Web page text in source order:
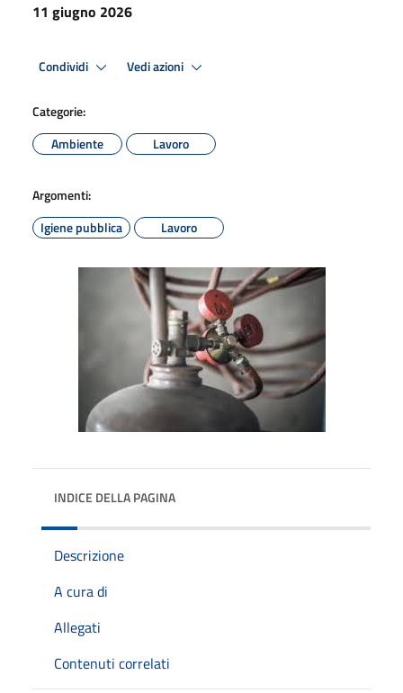
11 giugno 2026
Condividi Vedi azioni
Categorie:
Ambiente
Lavoro
Argomenti:
Igiene pubblica
Lavoro
INDICE DELLA PAGINA
Descrizione
A cura di
Allegati
Contenuti correlati